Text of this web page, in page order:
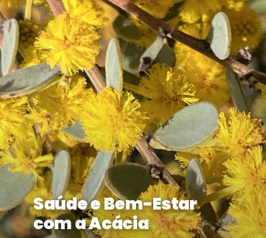
Saúde e Bem-Estar
com a Acácia